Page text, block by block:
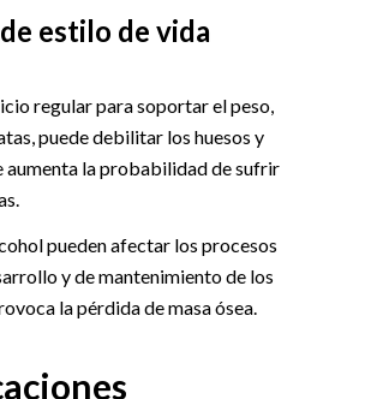
estilo de vida
regular para soportar el peso,
puede debilitar los huesos y
aumenta la probabilidad de sufrir
pueden afectar los procesos
y de mantenimiento de los
la pérdida de masa ósea.